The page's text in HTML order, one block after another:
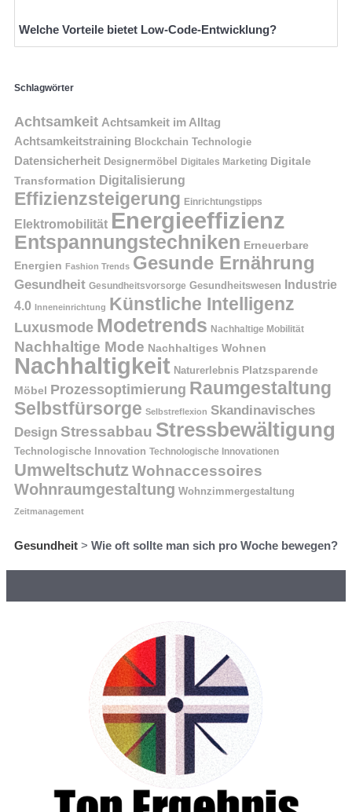
Welche Vorteile bietet Low-Code-Entwicklung?
Schlagwörter
Achtsamkeit Achtsamkeit im Alltag
Achtsamkeitstraining Blockchain Technologie
Datensicherheit Designermöbel Digitales Marketing Digitale
Transformation Digitalisierung
Effizienzsteigerung Einrichtungstipps
Elektromobilität Energieeffizienz
Entspannungstechniken Erneuerbare
Energien Fashion Trends Gesunde Ernährung
Gesundheit Gesundheitsvorsorge Gesundheitswesen
Industrie
4.0
Inneneinrichtung Künstliche Intelligenz
Luxusmode Modetrends Nachhaltige Mobilität
Nachhaltige Mode Nachhaltiges Wohnen
Nachhaltigkeit Naturerlebnis Platzsparende
Möbel
Prozessoptimierung Raumgestaltung
Selbstfürsorge Selbstreflexion Skandinavisches
Design Stressabbau Stressbewältigung
Technologische Innovation Technologische Innovationen
Umweltschutz Wohnaccessoires
Wohnraumgestaltung Wohnzimmergestaltung
Zeitmanagement
Gesundheit > Wie oft sollte man sich pro Woche bewegen?